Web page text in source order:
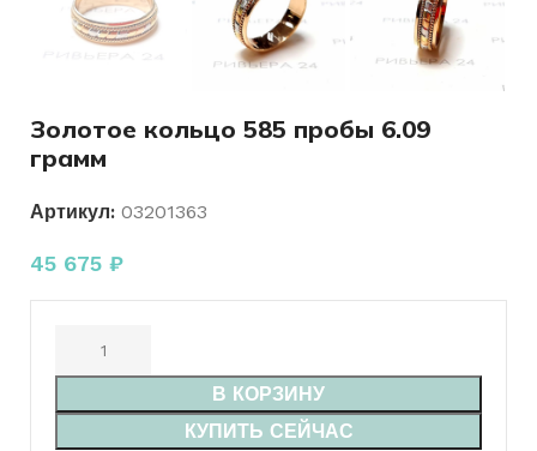
Золотое кольцо 585 пробы 6.09
грамм
Артикул: 03201363
45 675 ₽
В КОРЗИНУ
КУПИТЬ СЕЙЧАС